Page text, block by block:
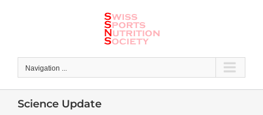
Navigation ...
Science Update